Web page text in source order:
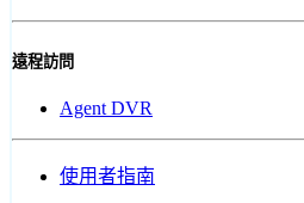
遠程訪問
Agent DVR
使用者指南